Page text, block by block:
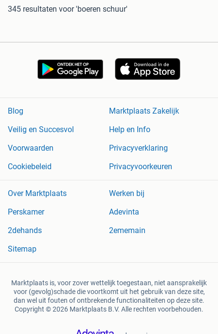
345 resultaten voor 'boeren schuur'
Blog
Marktplaats Zakelijk
Veilig en Succesvol
Help en Info
Voorwaarden
Privacyverklaring
Cookiebeleid
Privacyvoorkeuren
Over Marktplaats
Werken bij
Perskamer
Adevinta
2dehands
2ememain
Sitemap
Marktplaats is, voor zover wettelijk toegestaan, niet aansprakelijk
voor (gevolg)schade die voortkomt uit het gebruik van deze site,
dan wel uit fouten of ontbrekende functionaliteiten op deze site.
Copyright © 2026 Marktplaats B.V. Alle rechten voorbehouden.